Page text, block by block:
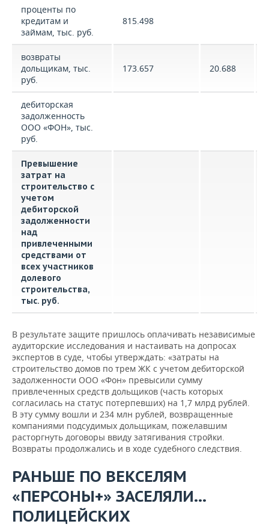
проценты по
кредитам и
займам, тыс. руб.
815.498
возвраты
дольщикам, тыс.
руб.
173.657 20.688
дебиторская
задолженность
ООО «ФОН», тыс.
руб.
Превышение
затрат на
строительство с
учетом
дебиторской
задолженности
над
привлеченными
средствами от
всех участников
долевого
строительства,
тыс. руб.
В результате защите пришлось оплачивать независимые
аудиторские исследования и настаивать на допросах
экспертов в суде, чтобы утверждать: «затраты на
строительство домов по трем ЖК с учетом дебиторской
задолженности ООО «Фон» превысили сумму
привлеченных средств дольщиков (часть которых
согласилась на статус потерпевших) на 1,7 млрд рублей.
В эту сумму вошли и 234 млн рублей, возвращенные
компаниями подсудимых дольщикам, пожелавшим
расторгнуть договоры ввиду затягивания стройки.
Возвраты продолжались и в ходе судебного следствия.
РАНЬШЕ ПО ВЕКСЕЛЯМ
«ПЕРСОНЫ+» ЗАСЕЛЯЛИ...
ПОЛИЦЕЙСКИХ